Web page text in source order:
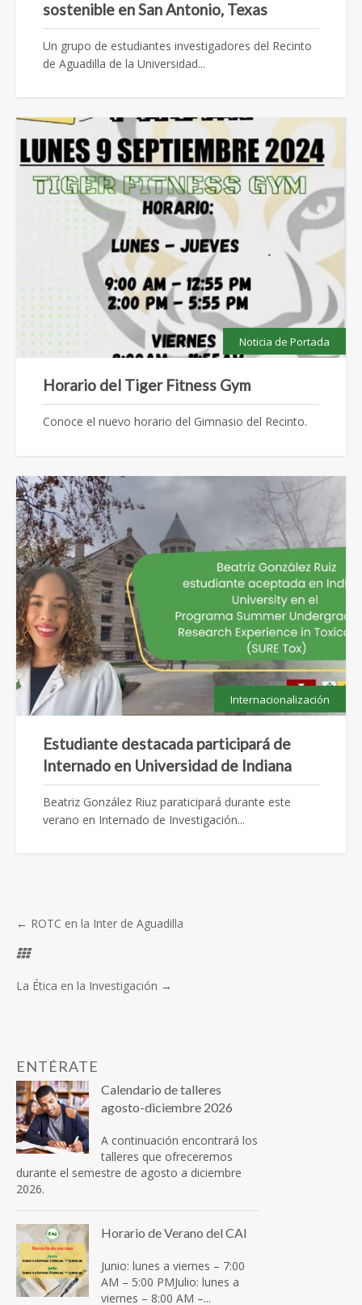
sostenible en San Antonio, Texas
Un grupo de estudiantes investigadores del Recinto
de Aguadilla de la Universidad...
Noticia de Portada
Horario del Tiger Fitness Gym
Conoce el nuevo horario del Gimnasio del Recinto.
Internacionalización
Estudiante destacada participará de
Internado en Universidad de Indiana
Beatriz González Riuz paraticipará durante este
verano en Internado de Investigación...
← ROTC en la Inter de Aguadilla
La Ética en la Investigación →
ENTÉRATE
Calendario de talleres
agosto-diciembre 2026
A continuación encontrará los
talleres que ofreceremos
durante el semestre de agosto a diciembre
2026.
Horario de Verano del CAI
Junio: lunes a viernes – 7:00
AM – 5:00 PMJulio: lunes a
viernes – 8:00 AM –...